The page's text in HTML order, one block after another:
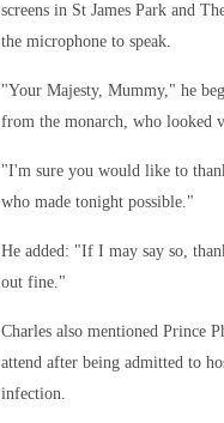
screens in St James Park and
the microphone to speak.
"Your Majesty, Mummy," he
from the monarch, who looked
"I'm sure you would like to
who made tonight possible."
He added: "If I may say so,
out fine."
Charles also mentioned Prince
attend after being admitted to
infection.